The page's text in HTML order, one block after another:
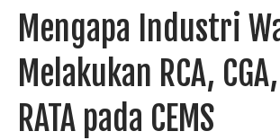
Mengapa Industri
Melakukan RCA,
RATA pada CEMS